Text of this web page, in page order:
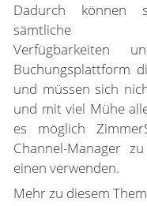
Dadurch können
sämtliche
Buchungsplattform
und müssen sich
und mit viel Mühe
es möglich
Channel-Manager
einen verwenden.
Mehr zu diesem